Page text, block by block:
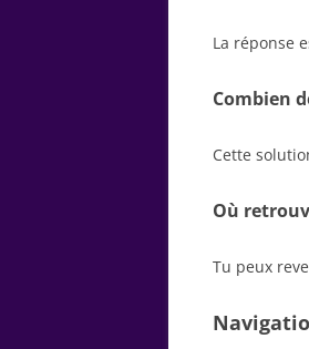
La réponse
Combien
Cette
Où
Tu peux